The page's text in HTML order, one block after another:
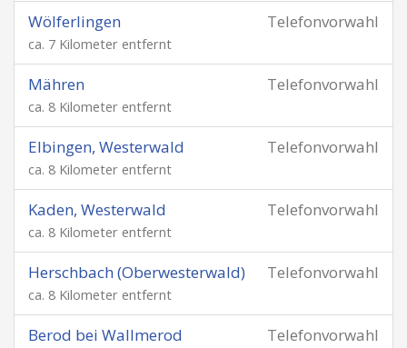
Telefonvorwahl
Wölferlingen
ca. 7 Kilometer entfernt
Telefonvorwahl
Mähren
ca. 8 Kilometer entfernt
Telefonvorwahl
Elbingen, Westerwald
ca. 8 Kilometer entfernt
Telefonvorwahl
Kaden, Westerwald
ca. 8 Kilometer entfernt
Telefonvorwahl
Herschbach (Oberwesterwald)
ca. 8 Kilometer entfernt
Telefonvorwahl
Berod bei Wallmerod